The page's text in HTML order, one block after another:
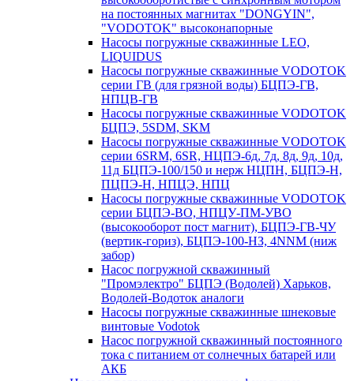
на постоянных магнитах "DONGYIN",
"VODOTOK" высоконапорные
Насосы погружные скважинные LEO,
LIQUIDUS
Насосы погружные скважинные VODOTOK
серии ГВ (для грязной воды) БЦПЭ-ГВ,
НПЦВ-ГВ
Насосы погружные скважинные VODOTOK
БЦПЭ, 5SDM, SKM
Насосы погружные скважинные VODOTOK
серии 6SRM, 6SR, НЦПЭ-6д, 7д, 8д, 9д, 10д,
11д БЦПЭ-100/150 и нерж НЦПН, БЦПЭ-Н,
ПЦПЭ-Н, НПЦЭ, НПЦ
Насосы погружные скважинные VODOTOK
серии БЦПЭ-ВО, НПЦУ-ПМ-УВО
(высокооборот пост магнит), БЦПЭ-ГВ-ЧУ
(вертик-гориз), БЦПЭ-100-НЗ, 4NNM (ниж
забор)
Насос погружной скважинный
"Промэлектро" БЦПЭ (Водолей) Харьков,
Водолей-Водоток аналоги
Насосы погружные скважинные шнековые
винтовые Vodotok
Насос погружной скважинный постоянного
тока с питанием от солнечных батарей или
АКБ